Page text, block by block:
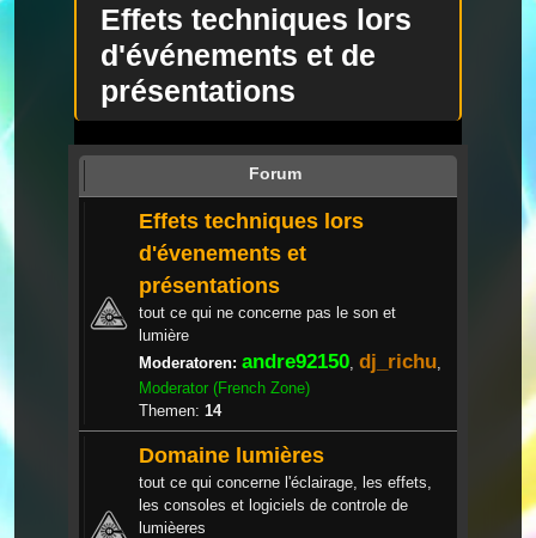
Effets techniques lors
d'événements et de
présentations
Forum
Effets techniques lors
d'évenements et
présentations
tout ce qui ne concerne pas le son et
lumière
Moderatoren: andre92150 dj_richu
Moderator (French Zone)
Themen: 14
Domaine lumières
tout ce qui concerne l'éclairage, les effets,
les consoles et logiciels de controle de
lumièeres